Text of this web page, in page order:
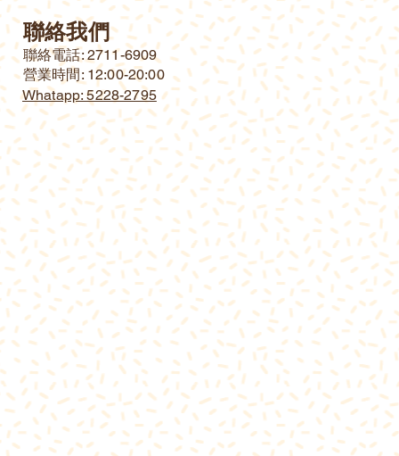
聯絡我們
​聯絡電話: 2711-6909
營業時間: 12:00-20:00
Whatapp: 5228-2795